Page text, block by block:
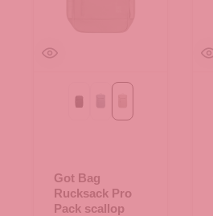
Blackmonochrome marlin
Got Bag
Rucksack Pro
Pack scallop